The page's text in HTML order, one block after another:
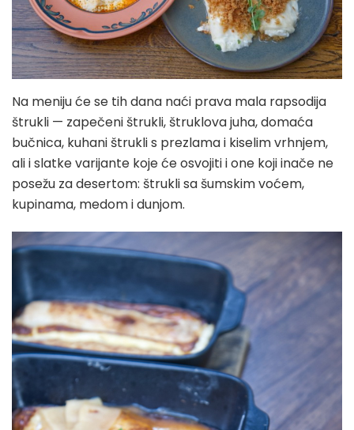
Na meniju će se tih dana naći prava mala rapsodija
štrukli — zapečeni štrukli, štruklova juha, domaća
bučnica, kuhani štrukli s prezlama i kiselim vrhnjem,
ali i slatke varijante koje će osvojiti i one koji inače ne
posežu za desertom: štrukli sa šumskim voćem,
kupinama, medom i dunjom.